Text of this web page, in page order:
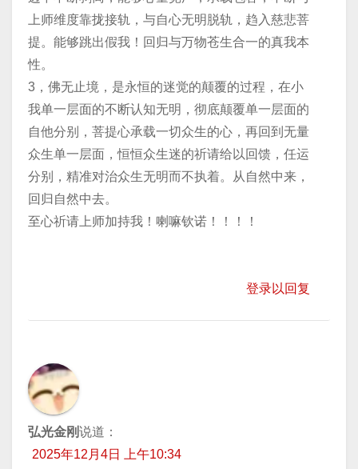
上师维度靠拢接轨，与自心无明脱轨，趋入慈悲菩
提。能够跳出假我！回归与万物苍生合一的真我本
性。
3，佛无止境，是永恒的迷觉的颠覆的过程，在小
我单一层面的不断认知无明，彻底颠覆单一层面的
自他分别，菩提心承载一切众生的心，再回到无量
众生单一层面，恒恒众生迷的祈请给以回馈，任运
分别，精准对治众生无明而不执着。从自然中来，
回归自然中去。
至心祈请上师加持我！喇嘛钦诺！！！！
登录以回复
弘光金刚说道：
2025年12月4日 上午10:34